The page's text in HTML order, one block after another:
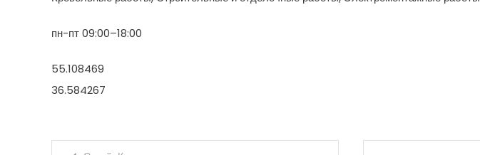
пн-пт 09:00–18:00
55.108469
36.584267